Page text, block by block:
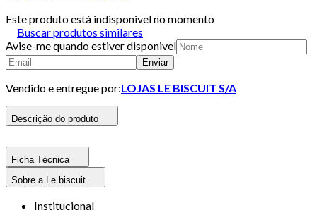
Este produto está indisponivel no momento
Buscar produtos similares
Avise-me quando estiver disponivel
Enviar
Vendido e entregue por:LOJAS LE BISCUIT S/A
Descrição do produto
Ficha Técnica
Sobre a Le biscuit
Institucional